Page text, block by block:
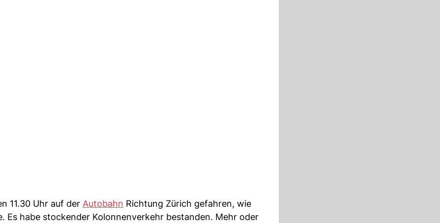
11.30 Uhr auf der Autobahn Richtung Zürich gefahren, wie
Es habe stockender Kolonnenverkehr bestanden. Mehr oder